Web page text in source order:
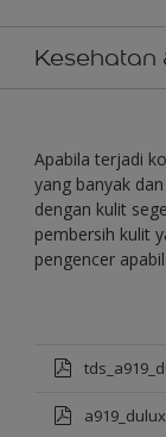
Kesehatan
Apabila terjadi
yang banyak
dengan kulit
pembersih kulit
pengencer